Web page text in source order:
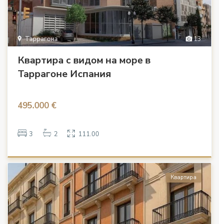
13
Таррагона
Квартира с видом на море в
Таррагоне Испания
495.000 €
3 2 111.00
Квартира